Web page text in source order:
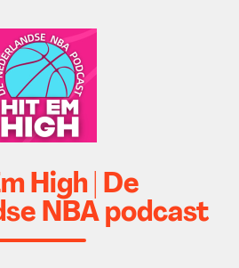
High | De
NBA podcast